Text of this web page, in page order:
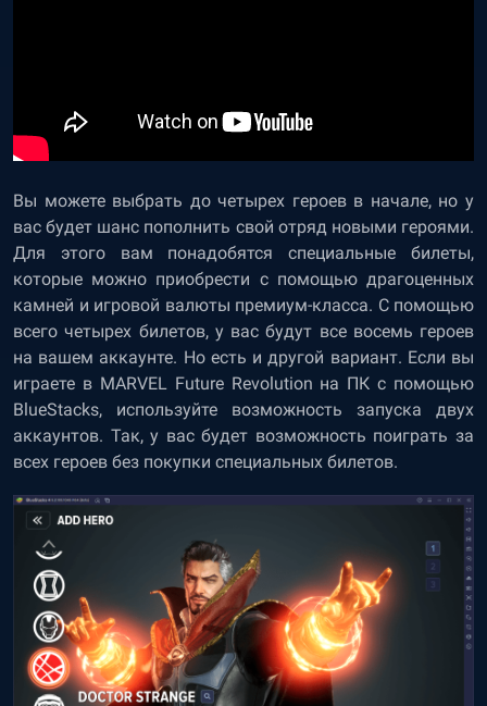
Вы можете выбрать до четырех героев в начале, но у
вас будет шанс пополнить свой отряд новыми героями.
Для этого вам понадобятся специальные билеты,
которые можно приобрести с помощью драгоценных
камней и игровой валюты премиум-класса. С помощью
всего четырех билетов, у вас будут все восемь героев
на вашем аккаунте. Но есть и другой вариант. Если вы
играете в MARVEL Future Revolution на ПК с помощью
BlueStacks, используйте возможность запуска двух
аккаунтов. Так, у вас будет возможность поиграть за
всех героев без покупки специальных билетов.